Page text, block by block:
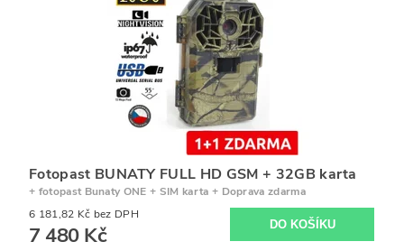
Fotopast BUNATY FULL HD GSM + 32GB karta
+ fotopast Bunaty ONE + SIM karta + Doprava zdarma
6 181,82 Kč bez DPH
7 480 Kč